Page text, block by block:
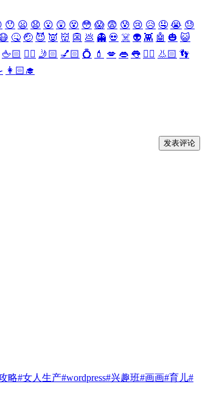
😯 😦 😧 😮 😲 😵 😳 😱 😨 😰 😢 😥 🤤 😭 😓
🤒 🤕 😈 👿 👹 👺 💩 👻 💀 ☠️ 👽 👾 🤖 🎃 😺
🖕🏻 ✍🏻 🤳🏻 💅🏻 💍 💄 💋 👄 👅 👂🏻 👃🏻 👣
👩🏻‍🎓
略#女人生产#wordpress#兴趣班#画画#育儿#